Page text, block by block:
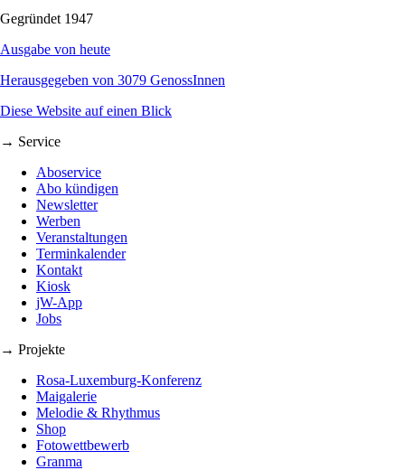
Gegründet 1947
Ausgabe von heute
Herausgegeben von 3079 GenossInnen
Diese Website auf einen Blick
→ Service
Aboservice
Abo kündigen
Newsletter
Werben
Veranstaltungen
Terminkalender
Kontakt
Kiosk
jW-App
Jobs
→ Projekte
Rosa-Luxemburg-Konferenz
Maigalerie
Melodie & Rhythmus
Shop
Fotowettbewerb
Granma